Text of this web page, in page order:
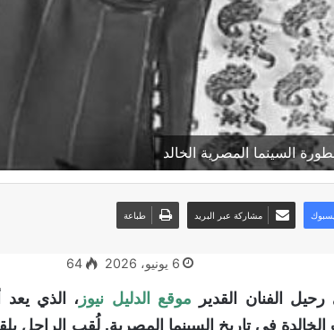
السينما المصرية الخالد
6 يونيو، 2026 64
الفنان القدير موقع الدليل نيوز ، الذي يعد
في تاريخ السينما المصرية. لُقب الراحل
مشاركة عبر البريد طباعة